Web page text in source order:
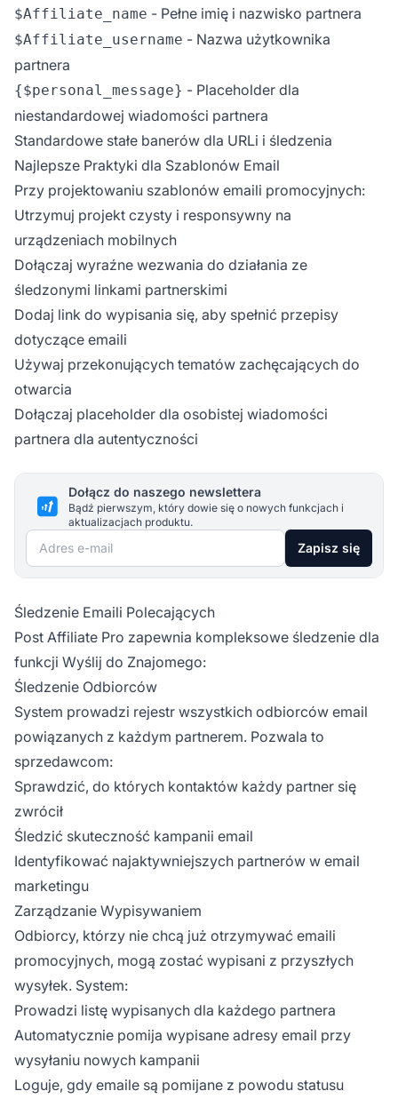
$Affiliate_name - Pełne imię i nazwisko partnera
$Affiliate_username - Nazwa użytkownika
partnera
{$personal_message} - Placeholder dla
niestandardowej wiadomości partnera
Standardowe stałe banerów dla URLi i śledzenia
Najlepsze Praktyki dla Szablonów Email
Przy projektowaniu szablonów emaili promocyjnych:
Utrzymuj projekt czysty i responsywny na
urządzeniach mobilnych
Dołączaj wyraźne wezwania do działania ze
śledzonymi linkami partnerskimi
Dodaj link do wypisania się, aby spełnić przepisy
dotyczące emaili
Używaj przekonujących tematów zachęcających do
otwarcia
Dołączaj placeholder dla osobistej wiadomości
partnera dla autentyczności
Dołącz do naszego newslettera
Bądź pierwszym, który dowie się o nowych funkcjach i
aktualizacjach produktu.
Adres e-mail Zapisz się
Śledzenie Emaili Polecających
Post Affiliate Pro zapewnia kompleksowe śledzenie dla
funkcji Wyślij do Znajomego:
Śledzenie Odbiorców
System prowadzi rejestr wszystkich odbiorców email
powiązanych z każdym partnerem. Pozwala to
sprzedawcom:
Sprawdzić, do których kontaktów każdy partner się
zwrócił
Śledzić skuteczność kampanii email
Identyfikować najaktywniejszych partnerów w email
marketingu
Zarządzanie Wypisywaniem
Odbiorcy, którzy nie chcą już otrzymywać emaili
promocyjnych, mogą zostać wypisani z przyszłych
wysyłek. System:
Prowadzi listę wypisanych dla każdego partnera
Automatycznie pomija wypisane adresy email przy
wysyłaniu nowych kampanii
Loguje, gdy emaile są pomijane z powodu statusu